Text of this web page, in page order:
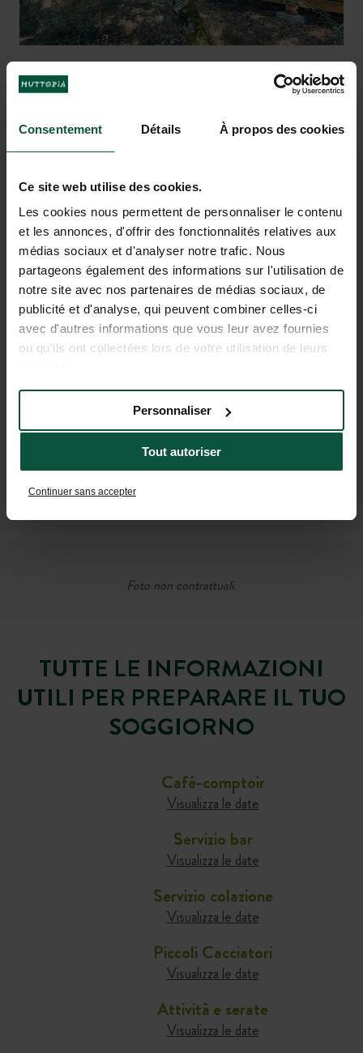
Consentement Détails À propos des cookies
Ce site web utilise des cookies.
Les cookies nous permettent de personnaliser le contenu
et les annonces, d'offrir des fonctionnalités relatives aux
médias sociaux et d'analyser notre trafic. Nous
partageons également des informations sur l'utilisation de
notre site avec nos partenaires de médias sociaux, de
publicité et d'analyse, qui peuvent combiner celles-ci
avec d'autres informations que vous leur avez fournies
ou qu'ils ont collectées lors de votre utilisation de leurs
Tout autoriser
Personnaliser
Continuer sans accepter
PER VACANZE DA SOGNO
NEL CUORE DELLA GALIZIA
Foto non contrattuali.
TUTTE LE INFORMAZIONI
UTILI PER PREPARARE IL TUO
SOGGIORNO
Café-comptoir
Visualizza le date
Servizio bar
Visualizza le date
Servizio colazione
Visualizza le date
Piccoli Cacciatori
Visualizza le date
Attività e serate
Visualizza le date